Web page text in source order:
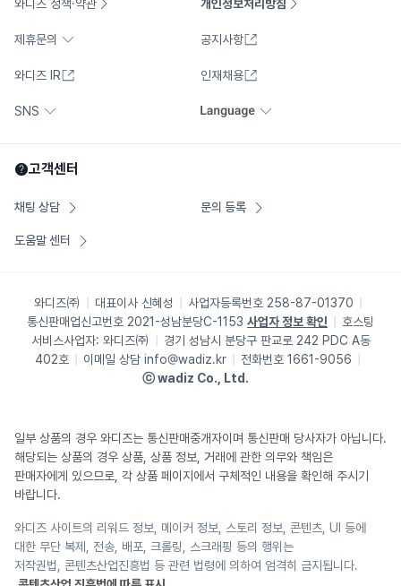
와디즈 정책·약관 개인정보처리방침
제휴문의 공지사항
와디즈 IR 인재채용
SNS
고객센터
채팅 상담 문의 등록
도움말 센터
와디즈㈜ 대표이사 신혜성 사업자등록번호 258-87-01370
통신판매업신고번호 2021-성남분당C-1153 사업자 정보 확인
호스팅
서비스사업자: 와디즈㈜
경기 성남시 분당구 판교로 242 PDC A동
402호
이메일 상담 info@wadiz.kr
전화번호 1661-9056
ⓒ wadiz Co., Ltd.
일부 상품의 경우 와디즈는 통신판매중개자이며 통신판매 당사자가 아닙니다.
해당되는 상품의 경우 상품, 상품 정보, 거래에 관한 의무와 책임은
판매자에게 있으므로, 각 상품 페이지에서 구체적인 내용을 확인해 주시기
바랍니다.
와디즈 사이트의 리워드 정보, 메이커 정보, 스토리 정보, 콘텐츠, UI 등에
대한 무단 복제, 전송, 배포, 크롤링, 스크래핑 등의 행위는
저작권법, 콘텐츠산업진흥법 등 관련 법령에 의하여 엄격히 금지됩니다.